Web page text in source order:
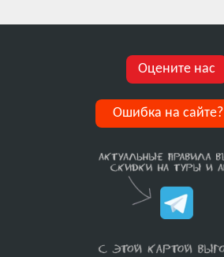
Оцените нас
Ошибка на сайте?